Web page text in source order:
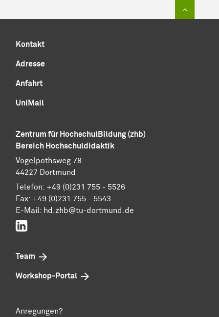
Kontakt
Adresse
Anfahrt
UniMail
Zentrum für Hoch­schul­Bil­dung (zhb)
Bereich Hochschuldidaktik
Vogelpothsweg 78
44227 Dortmund
Telefon: +49 (0)231 755 - 5526
Fax: +49 (0)231 755 - 5543
E-Mail: hd.zhb@tu-dortmund.de
Team
Workshop-Portal
Anregungen?